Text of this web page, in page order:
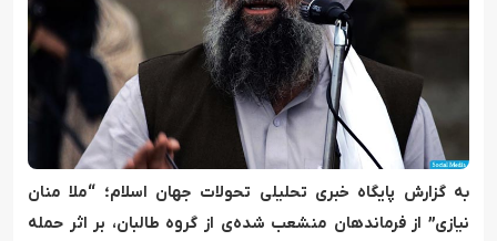
به گزارش پایگاه خبری تحلیلی تحولات جهان اسلام؛ “ملا منان
نیازی” از فرماندهان منشعب شده‌‌ی از گروه طالبان، بر اثر حمله